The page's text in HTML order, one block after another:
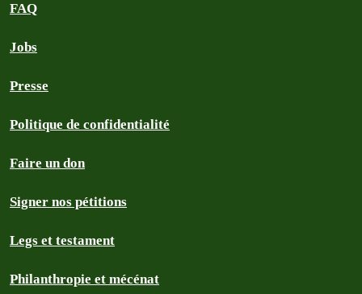
FAQ
Jobs
Presse
Politique de confidentialité
Faire un don
Signer nos pétitions
Legs et testament
Philanthropie et mécénat